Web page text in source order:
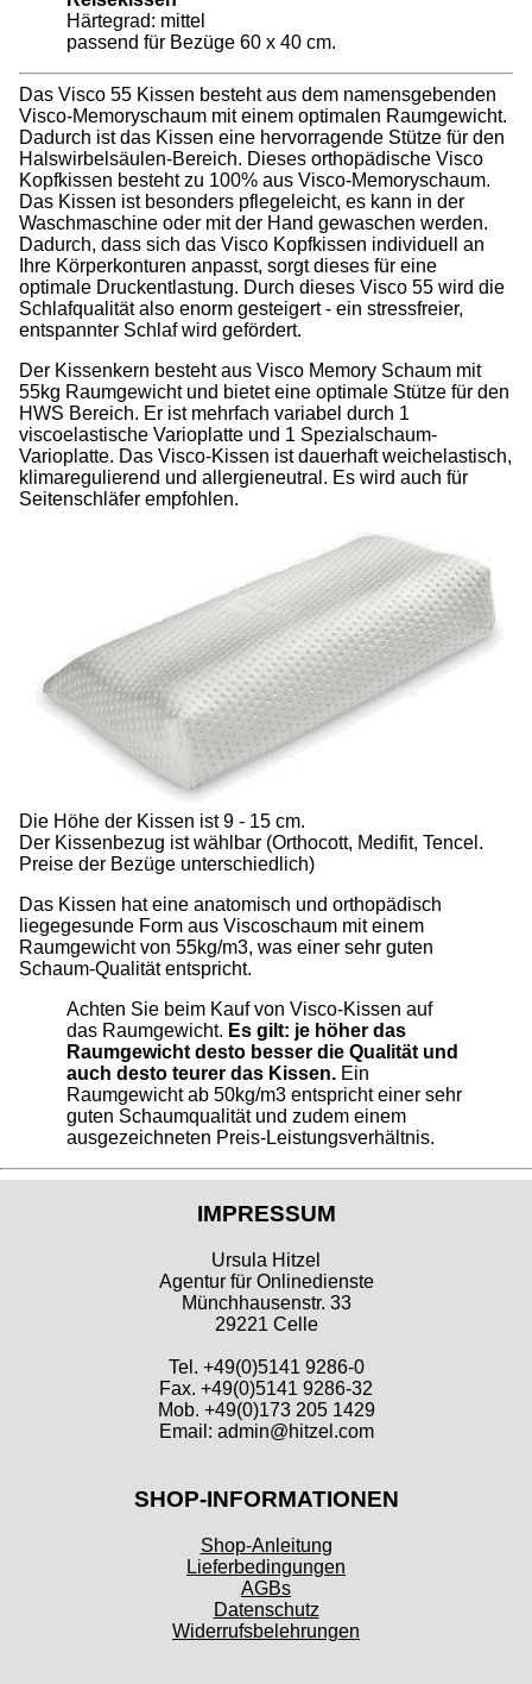
Härtegrad: mittel
passend für Bezüge 60 x 40 cm.
Das Visco 55 Kissen besteht aus dem namensgebenden
Visco-Memoryschaum mit einem optimalen Raumgewicht.
Dadurch ist das Kissen eine hervorragende Stütze für den
Halswirbelsäulen-Bereich. Dieses orthopädische Visco
Kopfkissen besteht zu 100% aus Visco-Memoryschaum.
Das Kissen ist besonders pflegeleicht, es kann in der
Waschmaschine oder mit der Hand gewaschen werden.
Dadurch, dass sich das Visco Kopfkissen individuell an
Ihre Körperkonturen anpasst, sorgt dieses für eine
optimale Druckentlastung. Durch dieses Visco 55 wird die
Schlafqualität also enorm gesteigert - ein stressfreier,
entspannter Schlaf wird gefördert.
Der Kissenkern besteht aus Visco Memory Schaum mit
55kg Raumgewicht und bietet eine optimale Stütze für den
HWS Bereich. Er ist mehrfach variabel durch 1
viscoelastische Varioplatte und 1 Spezialschaum-
Varioplatte. Das Visco-Kissen ist dauerhaft weichelastisch,
klimaregulierend und allergieneutral. Es wird auch für
Seitenschläfer empfohlen.
Die Höhe der Kissen ist 9 - 15 cm.
Der Kissenbezug ist wählbar (Orthocott, Medifit, Tencel.
Preise der Bezüge unterschiedlich)
Das Kissen hat eine anatomisch und orthopädisch
liegegesunde Form aus Viscoschaum mit einem
Raumgewicht von 55kg/m3, was einer sehr guten
Schaum-Qualität entspricht.
Achten Sie beim Kauf von Visco-Kissen auf
das Raumgewicht. Es gilt: je höher das
Raumgewicht desto besser die Qualität und
auch desto teurer das Kissen. Ein
Raumgewicht ab 50kg/m3 entspricht einer sehr
guten Schaumqualität und zudem einem
ausgezeichneten Preis-Leistungsverhältnis.
IMPRESSUM
Ursula Hitzel
Agentur für Onlinedienste
Münchhausenstr. 33
29221 Celle
Tel. +49(0)5141 9286-0
Fax. +49(0)5141 9286-32
Mob. +49(0)173 205 1429
Email: admin@hitzel.com
SHOP-INFORMATIONEN
Shop-Anleitung
Lieferbedingungen
AGBs
Datenschutz
Widerrufsbelehrungen